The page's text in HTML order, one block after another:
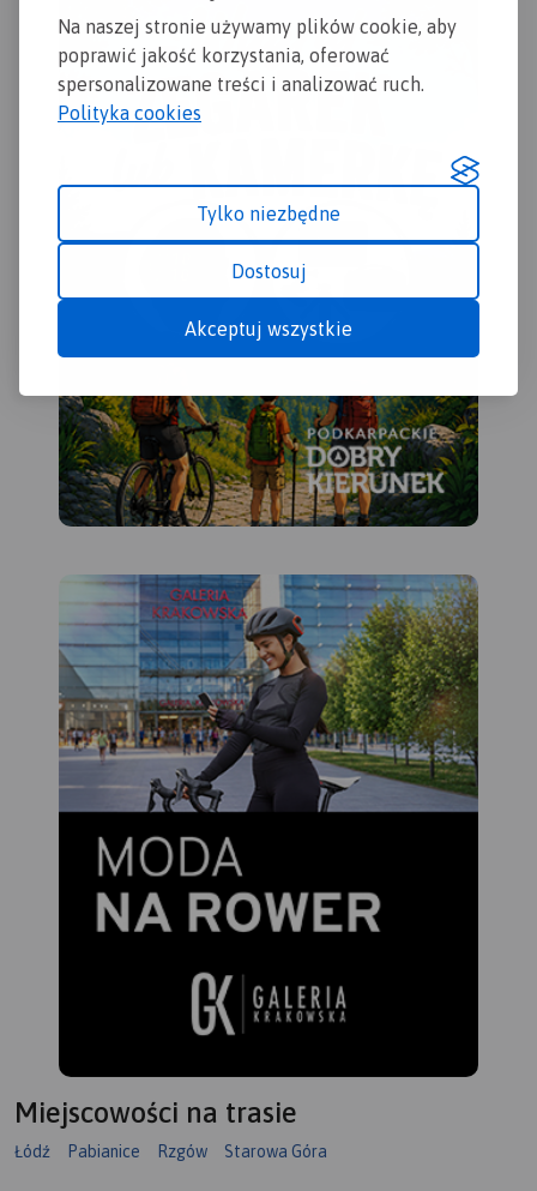
Na naszej stronie używamy plików cookie, aby
poprawić jakość korzystania, oferować
spersonalizowane treści i analizować ruch.
Polityka cookies
Tylko niezbędne
Dostosuj
Akceptuj wszystkie
rowerowe. Kolorem żółtym
wyróżniono miejsca i
miejscowości warte
odwiedzenia.
Miejscowości na trasie
Łódź Pabianice Rzgów Starowa Góra